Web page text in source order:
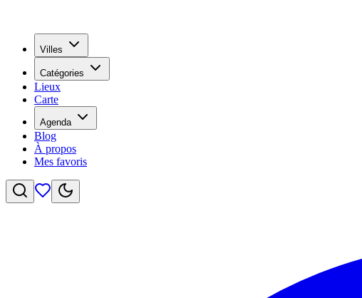
Villes
Catégories
Lieux
Carte
Agenda
Blog
À propos
Mes favoris